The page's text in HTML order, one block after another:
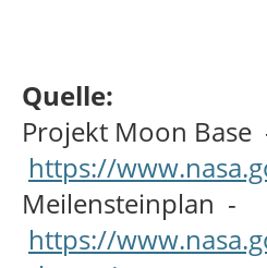
Quelle:
Projekt Moon Base
https://
Meilensteinplan -
https://